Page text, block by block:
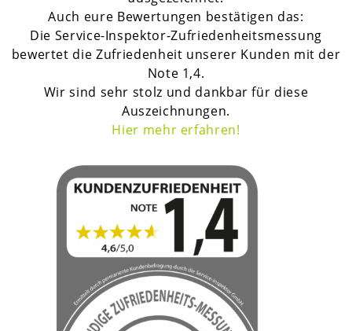
Auch eure Bewertungen bestätigen das:
Die Service-Inspektor-Zufriedenheitsmessung
bewertet die Zufriedenheit unserer Kunden mit der
Note 1,4.
Wir sind sehr stolz und dankbar für diese
Auszeichnungen.
Hier mehr erfahren!